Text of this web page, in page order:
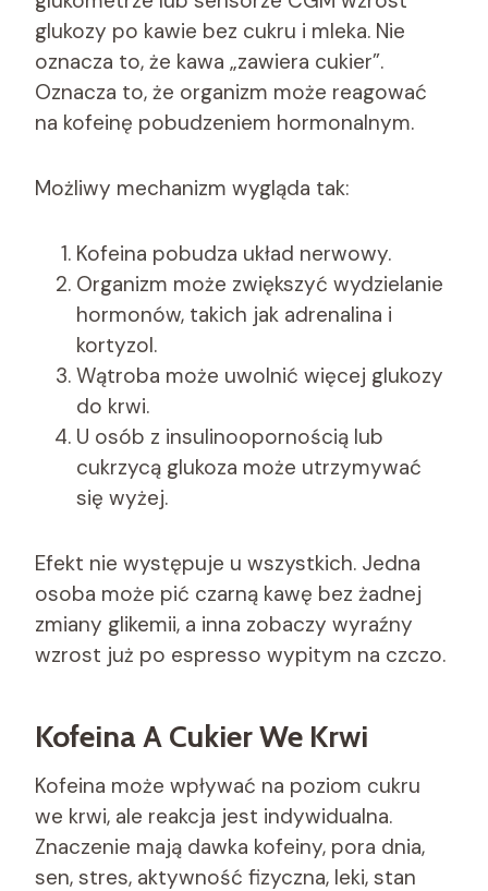
glukozy po kawie bez cukru i mleka. Nie
oznacza to, że kawa „zawiera cukier”.
Oznacza to, że organizm może reagować
na kofeinę pobudzeniem hormonalnym.
Możliwy mechanizm wygląda tak:
Kofeina pobudza układ nerwowy.
Organizm może zwiększyć wydzielanie
hormonów, takich jak adrenalina i
kortyzol.
Wątroba może uwolnić więcej glukozy
do krwi.
U osób z insulinoopornością lub
cukrzycą glukoza może utrzymywać
się wyżej.
Efekt nie występuje u wszystkich. Jedna
osoba może pić czarną kawę bez żadnej
zmiany glikemii, a inna zobaczy wyraźny
wzrost już po espresso wypitym na czczo.
Kofeina A Cukier We Krwi
Kofeina może wpływać na poziom cukru
we krwi, ale reakcja jest indywidualna.
Znaczenie mają dawka kofeiny, pora dnia,
sen, stres, aktywność fizyczna, leki, stan